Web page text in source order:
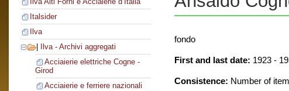
Italsider
Ilva
Ilva - Archivi aggregati
Acciaierie elettriche Cogne -
Girod
Acciaierie e ferriere nazionali
fondo
First and last date: 1923 -
Consistence: Number of